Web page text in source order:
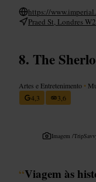
https://
Praed St, Londres
The
Artes e Entretenimento •
4,3
3,6
Imagem /
“Viagem às